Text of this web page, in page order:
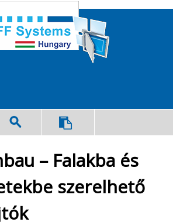
– Falakba és
szerelhető